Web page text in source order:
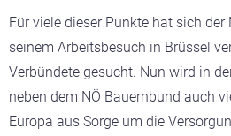
Für viele dieser Punkte hat sich der
seinem Arbeitsbesuch in Brüssel
Verbündete gesucht. Nun wird in
neben dem NÖ Bauernbund auch
Europa aus Sorge um die